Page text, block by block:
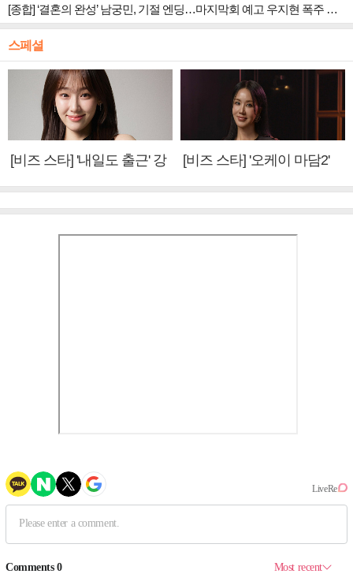
[종합] ‘결혼의 완성’ 남궁민, 기절 엔딩…마지막회 예고 우지현 폭주 결말은?
스페셜
[비즈 스타] '내일도 출근' 강
[비즈 스타] '오케이 마담2'